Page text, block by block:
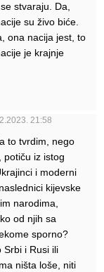
stvaraju. Da,
su živo biće.
ona nacija jest, to
je krajnje
21:58
to tvrdim, nego
potiču iz istog
i moderni
kijevske
narodima,
od njih sa
sporno?
Srbi i Rusi ili
ništa loše, niti